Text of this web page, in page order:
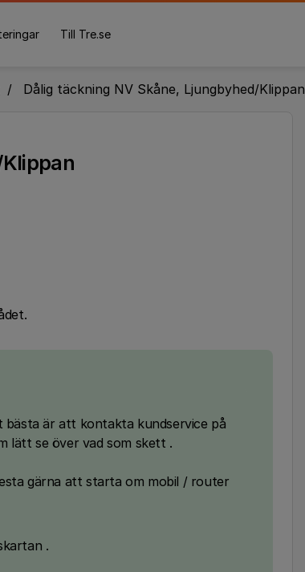
Till Tre.se
Dålig täckning NV Skåne, Ljungbyhed/Klippan
är att kontakta kundservice på
lätt se över vad som skett .
gärna att starta om mobil / router
.